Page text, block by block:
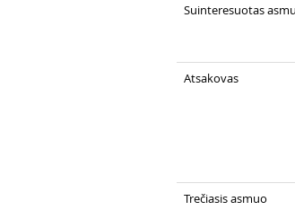
Suinteresuotas
Atsakovas
Trečiasis asmuo